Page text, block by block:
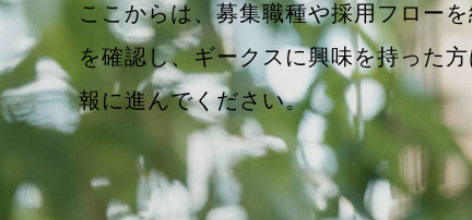
ここからは、募集職種や採用フロー
を確認し、ギークスに興味を持った
報に進んでください。